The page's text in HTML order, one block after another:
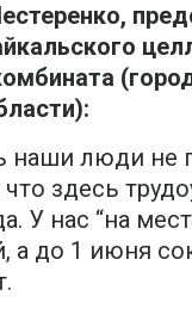
наши люди не
здесь
У нас “на
а до 1 июня